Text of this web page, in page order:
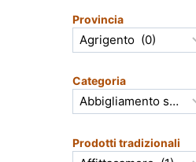
Provincia
Categoria
Prodotti tradizionali